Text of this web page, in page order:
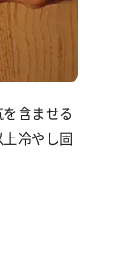
含ませる
冷やし固